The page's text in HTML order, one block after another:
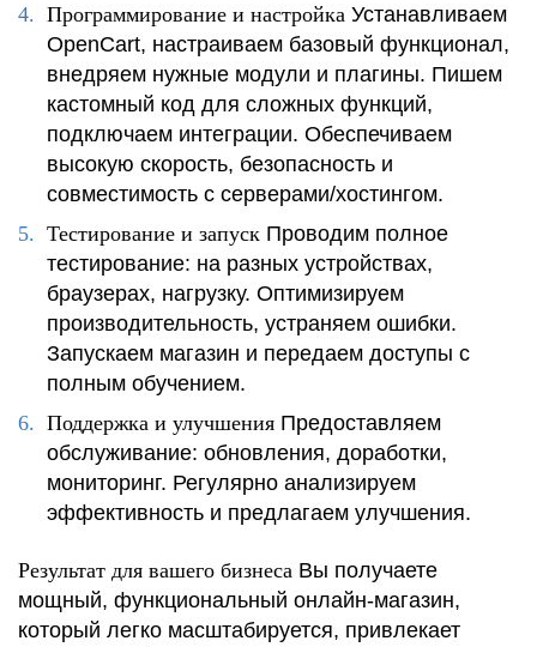
Программирование и настройка Устанавливаем
OpenCart, настраиваем базовый функционал,
внедряем нужные модули и плагины. Пишем
кастомный код для сложных функций,
подключаем интеграции. Обеспечиваем
высокую скорость, безопасность и
совместимость с серверами/хостингом.
Тестирование и запуск Проводим полное
тестирование: на разных устройствах,
браузерах, нагрузку. Оптимизируем
производительность, устраняем ошибки.
Запускаем магазин и передаем доступы с
полным обучением.
Поддержка и улучшения Предоставляем
обслуживание: обновления, доработки,
мониторинг. Регулярно анализируем
эффективность и предлагаем улучшения.
Результат для вашего бизнеса Вы получаете
мощный, функциональный онлайн-магазин,
который легко масштабируется, привлекает